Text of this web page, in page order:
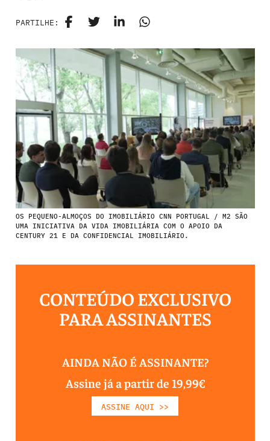
PARTILHE:
OS PEQUENO-ALMOÇOS DO IMOBILIÁRIO CNN PORTUGAL / M2 SÃO
UMA INICIATIVA DA VIDA IMOBILIÁRIA COM O APOIO DA
CENTURY 21 E DA CONFIDENCIAL IMOBILIÁRIO.
CONTEÚDO EXCLUSIVO
PARA ASSINANTES
AINDA NÃO É ASSINANTE?
Assine já a partir de 19,99€
ASSINE AQUI >>